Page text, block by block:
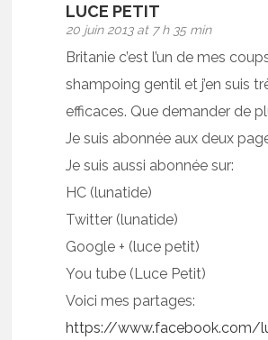
LUCE PETIT
20 juin 2013 at 7 h 35 min
Britanie c’est l’un de mes
shampoing gentil et j’en suis
efficaces. Que demander de
Je suis abonnée aux deux
Je suis aussi abonnée sur:
HC (lunatide)
Twitter (lunatide)
Google + (luce petit)
You tube (Luce Petit)
Voici mes partages:
https://www.facebook.com/